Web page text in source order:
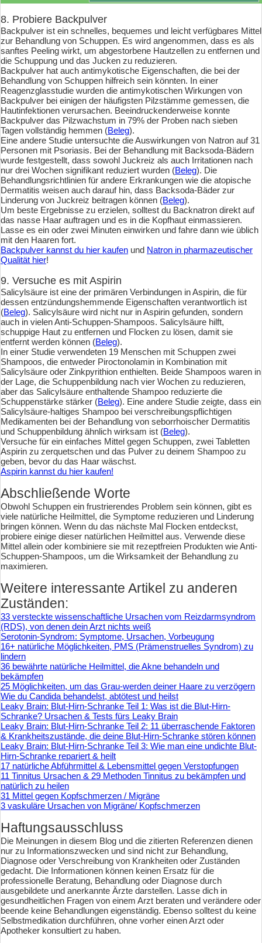
8. Probiere Backpulver
Backpulver ist ein schnelles, bequemes und leicht verfügbares Mittel
zur Behandlung von Schuppen. Es wird angenommen, dass es als
sanftes Peeling wirkt, um abgestorbene Hautzellen zu entfernen und
die Schuppung und das Jucken zu reduzieren.
Backpulver hat auch antimykotische Eigenschaften, die bei der
Behandlung von Schuppen hilfreich sein könnten. In einer
Reagenzglasstudie wurden die antimykotischen Wirkungen von
Backpulver bei einigen der häufigsten Pilzstämme gemessen, die
Hautinfektionen verursachen. Beeindruckenderweise konnte
Backpulver das Pilzwachstum in 79% der Proben nach sieben
Tagen vollständig hemmen (Beleg).
Eine andere Studie untersuchte die Auswirkungen von Natron auf 31
Personen mit Psoriasis. Bei der Behandlung mit Backsoda-Bädern
wurde festgestellt, dass sowohl Juckreiz als auch Irritationen nach
nur drei Wochen signifikant reduziert wurden (Beleg). Die
Behandlungsrichtlinien für andere Erkrankungen wie die atopische
Dermatitis weisen auch darauf hin, dass Backsoda-Bäder zur
Linderung von Juckreiz beitragen können (Beleg).
Um beste Ergebnisse zu erzielen, solltest du Backnatron direkt auf
das nasse Haar auftragen und es in die Kopfhaut einmassieren.
Lasse es ein oder zwei Minuten einwirken und fahre dann wie üblich
mit den Haaren fort.
Backpulver kannst du hier kaufen und Natron in pharmazeutischer
Qualität hier!
9. Versuche es mit Aspirin
Salicylsäure ist eine der primären Verbindungen in Aspirin, die für
dessen entzündungshemmende Eigenschaften verantwortlich ist
(Beleg). Salicylsäure wird nicht nur in Aspirin gefunden, sondern
auch in vielen Anti-Schuppen-Shampoos. Salicylsäure hilft,
schuppige Haut zu entfernen und Flocken zu lösen, damit sie
entfernt werden können (Beleg).
In einer Studie verwendeten 19 Menschen mit Schuppen zwei
Shampoos, die entweder Piroctonolamin in Kombination mit
Salicylsäure oder Zinkpyrithion enthielten. Beide Shampoos waren in
der Lage, die Schuppenbildung nach vier Wochen zu reduzieren,
aber das Salicylsäure enthaltende Shampoo reduzierte die
Schuppenstärke stärker (Beleg). Eine andere Studie zeigte, dass ein
Salicylsäure-haltiges Shampoo bei verschreibungspflichtigen
Medikamenten bei der Behandlung von seborrhoischer Dermatitis
und Schuppenbildung ähnlich wirksam ist (Beleg).
Versuche für ein einfaches Mittel gegen Schuppen, zwei Tabletten
Aspirin zu zerquetschen und das Pulver zu deinem Shampoo zu
geben, bevor du das Haar wäschst.
Aspirin kannst du hier kaufen!
Abschließende Worte
Obwohl Schuppen ein frustrierendes Problem sein können, gibt es
viele natürliche Heilmittel, die Symptome reduzieren und Linderung
bringen können. Wenn du das nächste Mal Flocken entdeckst,
probiere einige dieser natürlichen Heilmittel aus. Verwende diese
Mittel allein oder kombiniere sie mit rezeptfreien Produkten wie Anti-
Schuppen-Shampoos, um die Wirksamkeit der Behandlung zu
maximieren.
Weitere interessante Artikel zu anderen
Zuständen:
33 versteckte wissenschaftliche Ursachen vom Reizdarmsyndrom
(RDS), von denen dein Arzt nichts weiß
Serotonin-Syndrom: Symptome, Ursachen, Vorbeugung
16+ natürliche Möglichkeiten, PMS (Prämenstruelles Syndrom) zu
lindern
36 bewährte natürliche Heilmittel, die Akne behandeln und
bekämpfen
25 Möglichkeiten, um das Grau-werden deiner Haare zu verzögern
Wie du Candida behandelst, abtötest und heilst
Leaky Brain: Blut-Hirn-Schranke Teil 1: Was ist die Blut-Hirn-
Schranke? Ursachen & Tests fürs Leaky Brain
Leaky Brain: Blut-Hirn-Schranke Teil 2: 11 überraschende Faktoren
& Krankheitszustände, die deine Blut-Hirn-Schranke stören können
Leaky Brain: Blut-Hirn-Schranke Teil 3: Wie man eine undichte Blut-
Hirn-Schranke repariert & heilt
17 natürliche Abführmittel & Lebensmittel gegen Verstopfungen
11 Tinnitus Ursachen & 29 Methoden Tinnitus zu bekämpfen und
natürlich zu heilen
31 Mittel gegen Kopfschmerzen / Migräne
3 vaskuläre Ursachen von Migräne/ Kopfschmerzen
Haftungsausschluss
Die Meinungen in diesem Blog und die zitierten Referenzen dienen
nur zu Informationszwecken und sind nicht zur Behandlung,
Diagnose oder Verschreibung von Krankheiten oder Zuständen
gedacht. Die Informationen können keinen Ersatz für die
professionelle Beratung, Behandlung oder Diagnose durch
ausgebildete und anerkannte Ärzte darstellen. Lasse dich in
gesundheitlichen Fragen von einem Arzt beraten und verändere oder
beende keine Behandlungen eigenständig. Ebenso solltest du keine
Selbstmedikation durchführen, ohne vorher einen Arzt oder
Apotheker konsultiert zu haben.